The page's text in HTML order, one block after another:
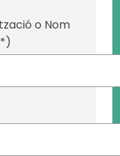
o Nom